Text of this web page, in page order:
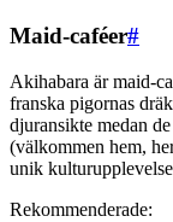
Maid-caféer#
Akihabara är maid-
franska pigornas
djuransikte medan
(välkommen hem,
unik
Rekommenderade: